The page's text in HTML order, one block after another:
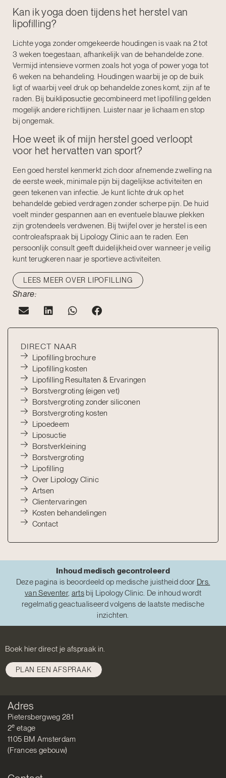
Kan ik yoga doen tijdens het herstel van
lipofilling?
Lichte yoga zonder omgekeerde houdingen is vaak na 2 tot
3 weken toegestaan, afhankelijk van de behandelde zone.
Vermijd intensieve vormen zoals hot yoga of power yoga tot
6 weken na behandeling. Houdingen waarbij je op de buik
ligt of waarbij veel druk op behandelde zones komt, zijn af te
raden. Bij buikliposuctie gecombineerd met lipofilling gelden
mogelijk andere richtlijnen. Luister naar je lichaam en stop
bij ongemak.
Hoe weet ik of mijn herstel goed verloopt
voor het hervatten van sport?
Een goed herstel kenmerkt zich door afnemende zwelling na
de eerste week, minimale pijn bij dagelijkse activiteiten en
geen tekenen van infectie. Je kunt lichte druk op het
behandelde gebied verdragen zonder scherpe pijn. De huid
voelt minder gespannen aan en eventuele blauwe plekken
zijn grotendeels verdwenen. Bij twijfel over je herstel is een
controleafspraak bij Lipology Clinic aan te raden. Een
persoonlijk consult geeft duidelijkheid over wanneer je veilig
kunt terugkeren naar je sportieve activiteiten.
LEES MEER OVER LIPOFILLING
Share:
DIRECT NAAR
Lipofilling brochure
Lipofilling kosten
Lipofilling Resultaten & Ervaringen
Borstvergroting (eigen vet)
Borstvergroting zonder siliconen
Borstvergroting kosten
Lipoedeem
Liposuctie
Borstverkleining
Borstvergroting
Lipofilling
Over Lipology Clinic
Artsen
Clientervaringen
Kosten behandelingen
Contact
Inhoud medisch gecontroleerd
Deze pagina is beoordeeld op medische juistheid door Drs.
van Seventer, artsbij Lipology Clinic. De inhoud wordt
regelmatig geactualiseerd volgens de laatste medische
inzichten.
Boek hier direct je afspraak in.
PLAN EEN AFSPRAAK
Adres
Pietersbergweg 281
2e etage
1105 BM Amsterdam
(Frances gebouw)